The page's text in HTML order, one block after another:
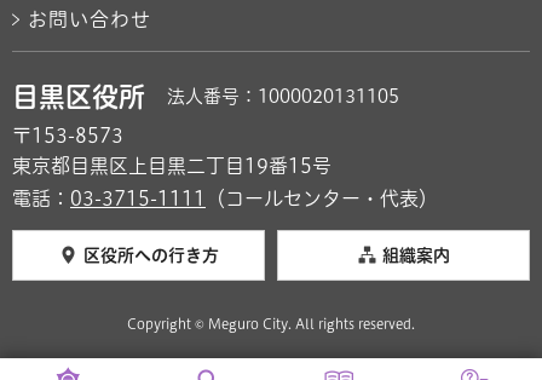
お問い合わせ
目黒区役所 法人番号：1000020131105
〒153-8573
東京都目黒区上目黒二丁目19番15号
電話： 03-3715-1111 （コールセンター・代表）
区役所への行き方 組織案内
Copyright © Meguro City. All rights reserved.